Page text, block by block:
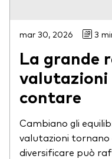
mar 30, 2026 3
La grande
contare
Cambiano gli
valutazioni tornano
diversificare può